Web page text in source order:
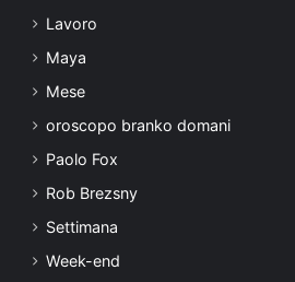
Lavoro
Maya
Mese
oroscopo branko domani
Paolo Fox
Rob Brezsny
Settimana
Week-end